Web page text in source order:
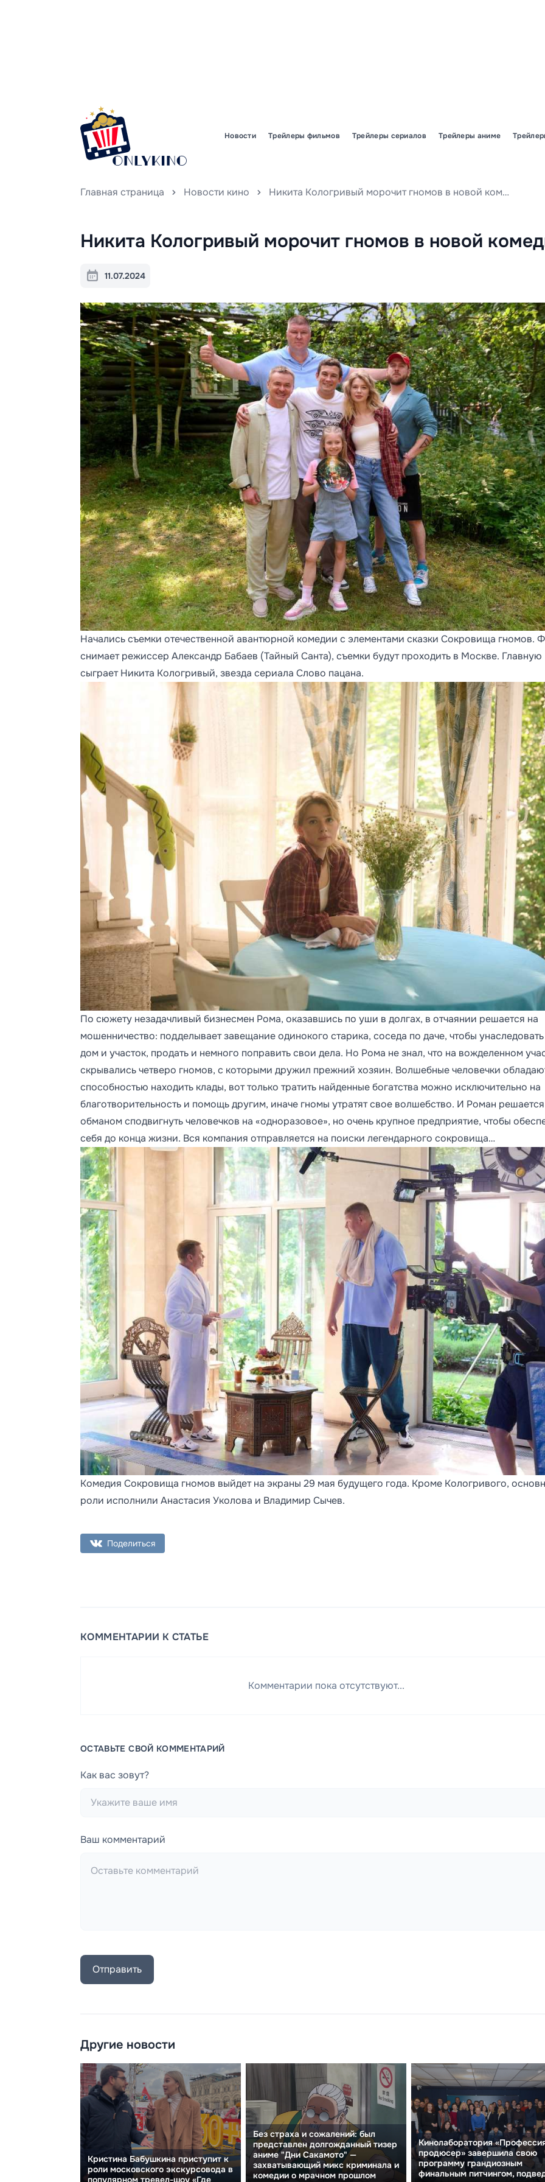
Новости Трейлеры фильмов Трейлеры сериалов Трейлеры аниме
Главная страница Новости кино Никита Кологривый морочит гномов в новой комедии
Никита Кологривый морочит гномов в новой
11.07.2024
Начались съемки отечественной авантюрной комедии с элементами сказки Сокровища гномов.
снимает режиссер Александр Бабаев (Тайный Санта), съемки будут проходить в Москве. Главную
сыграет Никита Кологривый, звезда сериала Слово пацана.
По сюжету незадачливый бизнесмен Рома, оказавшись по уши в долгах, в отчаянии решается на
мошенничество: подделывает завещание одинокого старика, соседа по даче, чтобы
дом и участок, продать и немного поправить свои дела. Но Рома не знал, что на вожделенном
скрывались четверо гномов, с которыми дружил прежний хозяин. Волшебные человечки
способностью находить клады, вот только тратить найденные богатства можно исключительно на
благотворительность и помощь другим, иначе гномы утратят свое волшебство. И Роман решается
обманом сподвигнуть человечков на «одноразовое», но очень крупное предприятие, чтобы
себя до конца жизни. Вся компания отправляется на поиски легендарного сокровища…
Комедия Сокровища гномов выйдет на экраны 29 мая будущего года. Кроме Кологривого,
роли исполнили Анастасия Уколова и Владимир Сычев.
Поделиться
КОММЕНТАРИИ К СТАТЬЕ
Комментарии пока отсутствуют...
ОСТАВЬТЕ СВОЙ КОММЕНТАРИЙ
Как вас зовут?
Ваш комментарий
Отправить
Другие новости
Кристина Бабушкина приступит к
роли московского экскурсовода в
популярном тревел-шоу «Где
Без страха и сожалений: был
представлен долгожданный тизер
аниме "Дни Сакамото" —
захватывающий микс криминала и
комедии о мрачном прошлом
Кинолаборатория
продюсер» завершила свою
программу грандиозным
финальным питчингом,